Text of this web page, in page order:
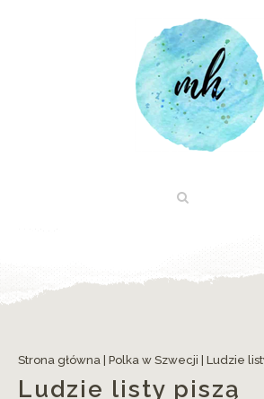
Strona główna Polka w Szwecji Ludzie
Ludzie listy piszą